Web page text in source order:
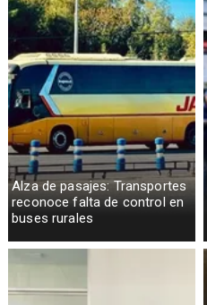
Alza de pasajes: Transportes
reconoce falta de control en
buses rurales